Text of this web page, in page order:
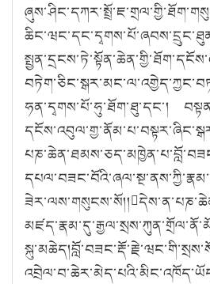
ཧན་དྭགས་པོ་ཧུ་ཐོག་ཐུ་དང་།